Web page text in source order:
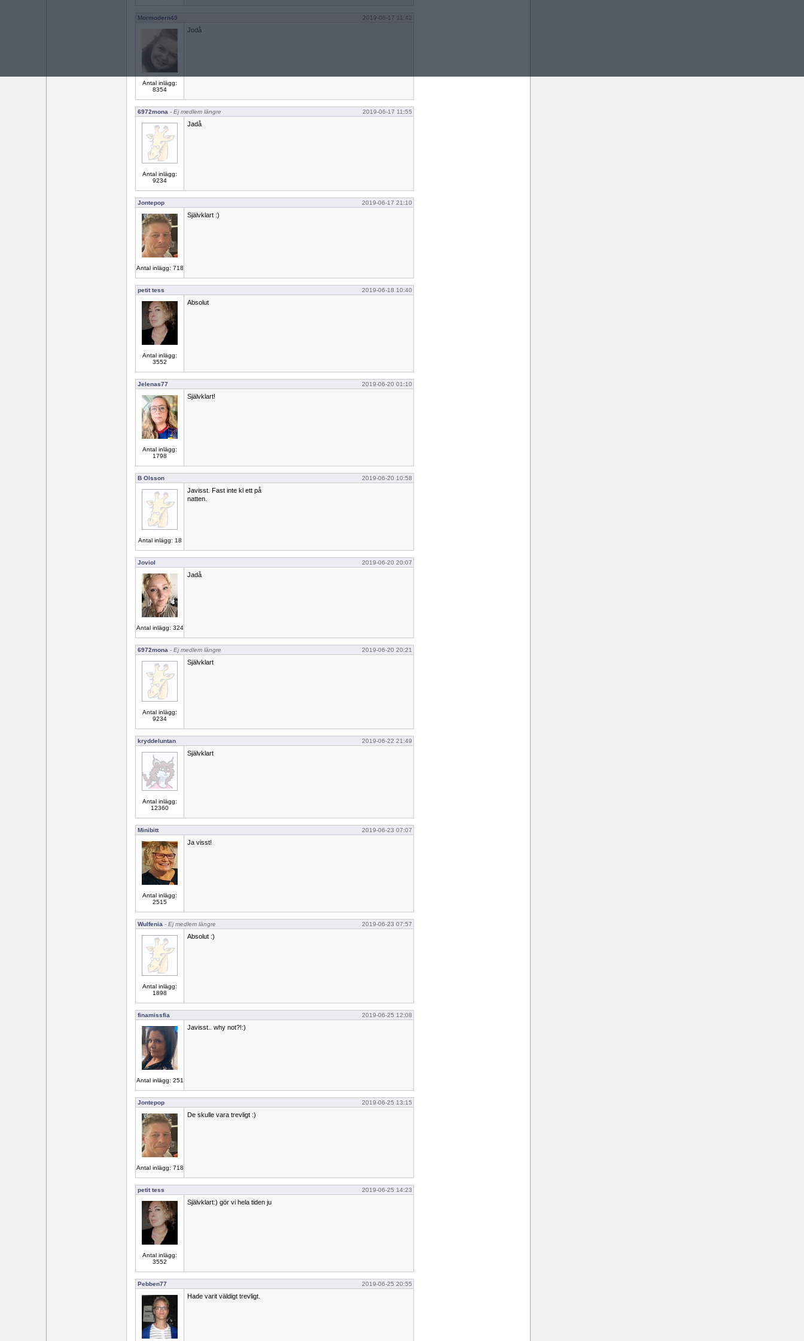
Mormodern49 2019-06-17 11:42
Antal inlägg:
8354
Jodå
6972mona - Ej medlem längre 2019-06-17 11:55
Antal inlägg:
9234
Jadå
Jontepop 2019-06-17 21:10
Antal inlägg: 718
Självklart :)
petit tess 2019-06-18 10:40
Antal inlägg:
3552
Absolut
Jelenas77 2019-06-20 01:10
Antal inlägg:
1798
Självklart!
B Olsson 2019-06-20 10:58
Antal inlägg: 18
Javisst. Fast inte kl ett på
natten.
Joviol 2019-06-20 20:07
Antal inlägg: 324
Jadå
6972mona - Ej medlem längre 2019-06-20 20:21
Antal inlägg:
9234
Självklart
kryddeluntan 2019-06-22 21:49
Antal inlägg:
12360
Självklart
Minibitt 2019-06-23 07:07
Antal inlägg:
2515
Ja visst!
Wulfenia - Ej medlem längre 2019-06-23 07:57
Antal inlägg:
1898
Absolut :)
finamissfia 2019-06-25 12:08
Antal inlägg: 251
Javisst.. why not?!:)
Jontepop 2019-06-25 13:15
Antal inlägg: 718
De skulle vara trevligt :)
petit tess 2019-06-25 14:23
Antal inlägg:
3552
Självklart:) gör vi hela tiden ju
Pebben77 2019-06-25 20:55
Hade varit väldigt trevligt.